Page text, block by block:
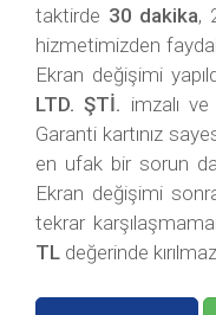
taktirde 30 dakika,
hizmetimizden
Ekran değişimi
LTD. ŞTİ. imzalı ve
Garanti kartınız
en ufak bir sorun
Ekran değişimi
tekrar
TL değerinde